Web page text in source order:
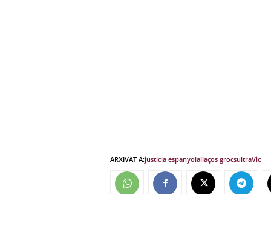
ARXIVAT A:justicia espanyolallaços grocsultraVic